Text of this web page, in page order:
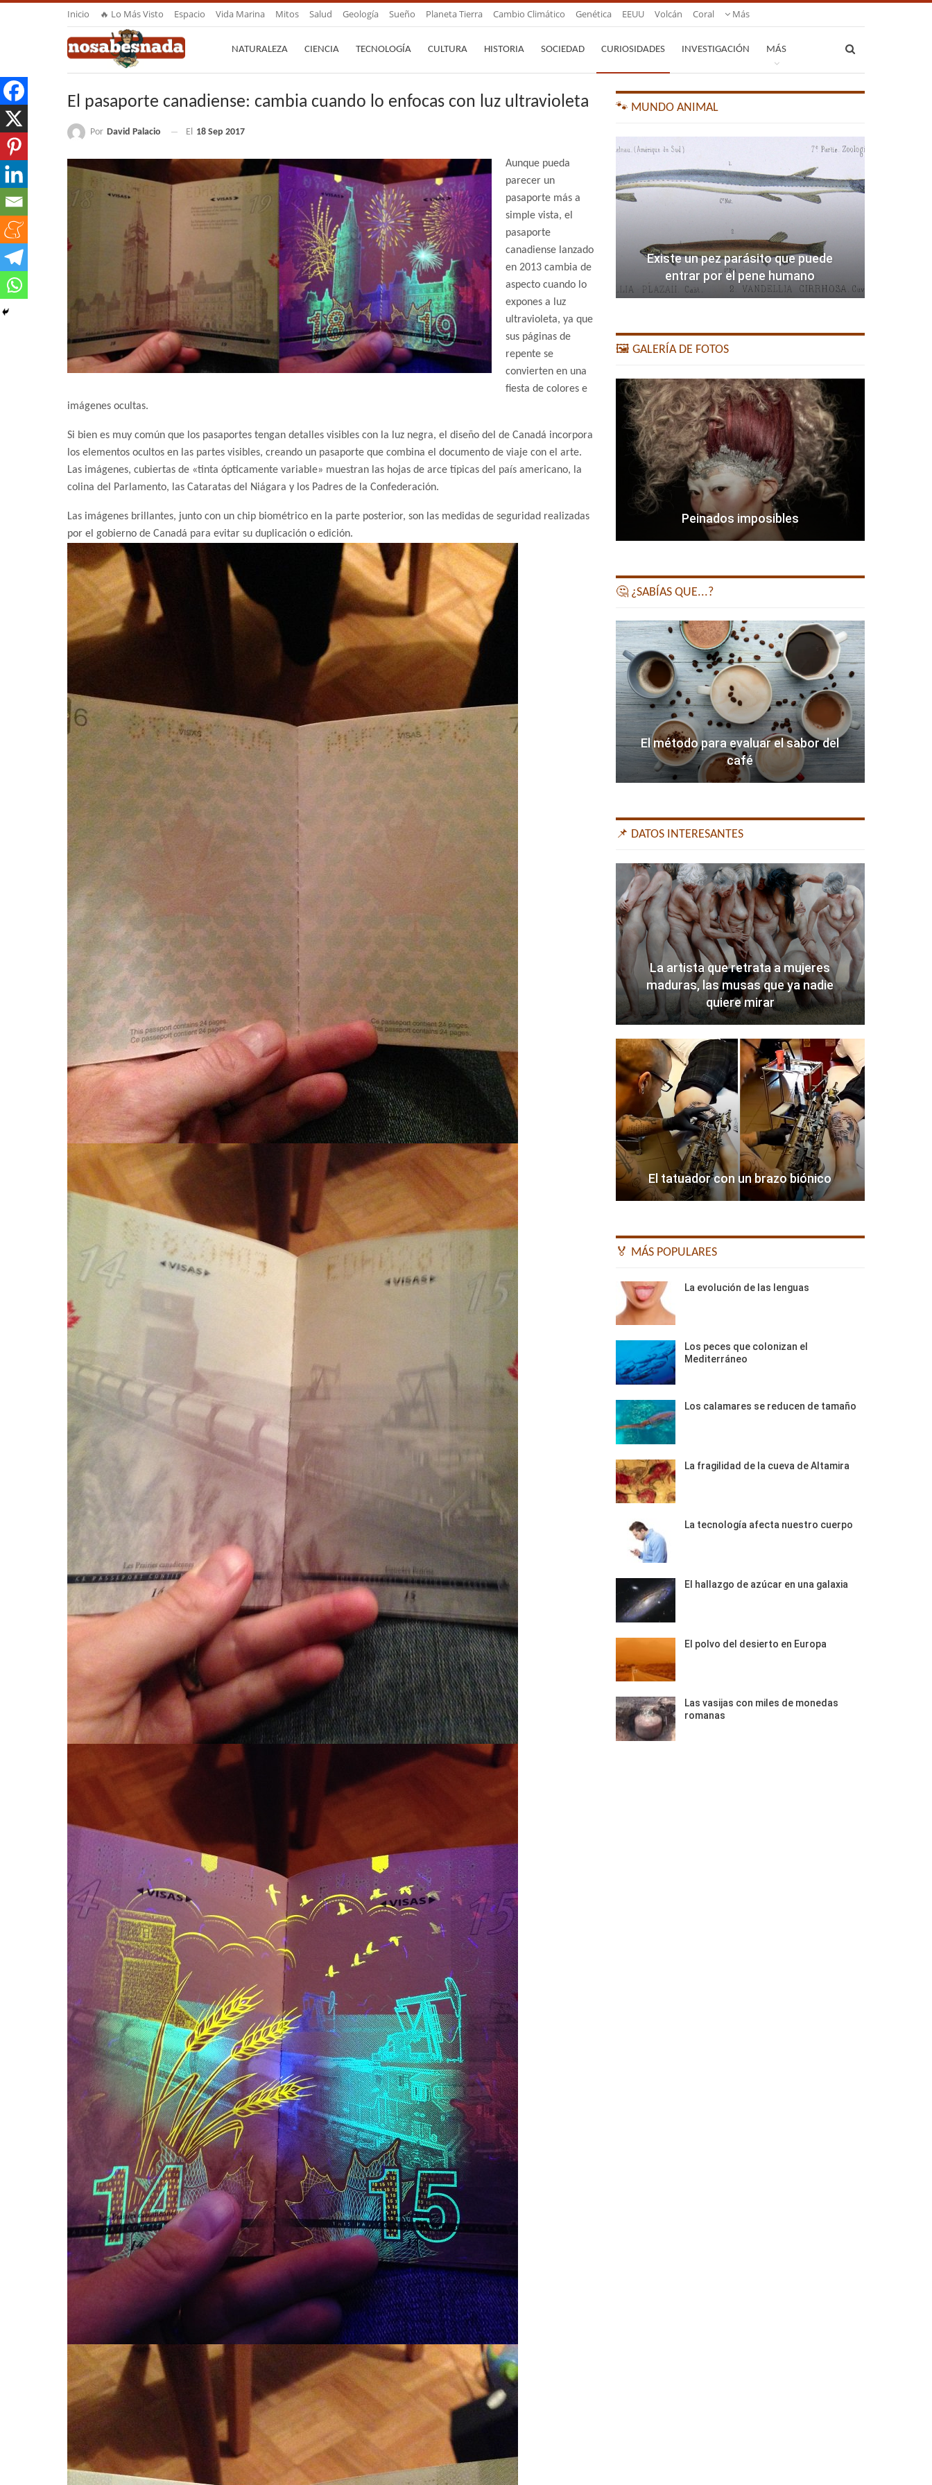
Inicio 🔥 Lo Más Visto Espacio Vida Marina Mitos Salud Geología Sueño Planeta Tierra Cambio Climático Genética EEUU Volcán Coral Más
NATURALEZA CIENCIA TECNOLOGÍA CULTURA HISTORIA SOCIEDAD CURIOSIDADES INVESTIGACIÓN MÁS
El pasaporte canadiense: cambia cuando lo enfocas con luz ultravioleta
Por David Palacio El 18 Sep 2017
Aunque pueda
parecer un
pasaporte más a
simple vista, el
pasaporte
canadiense lanzado
en 2013 cambia de
aspecto cuando lo
expones a luz
ultravioleta, ya que
sus páginas de
repente se
convierten en una
fiesta de colores e
imágenes ocultas.
Si bien es muy común que los pasaportes tengan detalles visibles con la luz negra, el diseño del de Canadá incorpora
los elementos ocultos en las partes visibles, creando un pasaporte que combina el documento de viaje con el arte.
Las imágenes, cubiertas de «tinta ópticamente variable» muestran las hojas de arce típicas del país americano, la
colina del Parlamento, las Cataratas del Niágara y los Padres de la Confederación.
Las imágenes brillantes, junto con un chip biométrico en la parte posterior, son las medidas de seguridad realizadas
por el gobierno de Canadá para evitar su duplicación o edición.
🐾 MUNDO ANIMAL
Existe un pez parásito que puede
entrar por el pene humano
🖼️ GALERÍA DE FOTOS
Peinados imposibles
🤔 ¿SABÍAS QUE...?
El método para evaluar el sabor del
café
📌 DATOS INTERESANTES
La artista que retrata a mujeres
maduras, las musas que ya nadie
quiere mirar
El tatuador con un brazo biónico
🏅 MÁS POPULARES
La evolución de las lenguas
Los peces que colonizan el
Mediterráneo
Los calamares se reducen de tamaño
La fragilidad de la cueva de Altamira
La tecnología afecta nuestro cuerpo
El hallazgo de azúcar en una galaxia
El polvo del desierto en Europa
Las vasijas con miles de monedas
romanas